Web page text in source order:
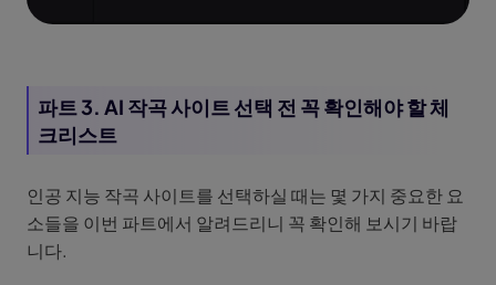
파트 3. AI 작곡 사이트 선택 전 꼭 확인해야 할 체
크리스트
인공 지능 작곡 사이트를 선택하실 때는 몇 가지 중요한 요
소들을 이번 파트에서 알려드리니 꼭 확인해 보시기 바랍
니다.